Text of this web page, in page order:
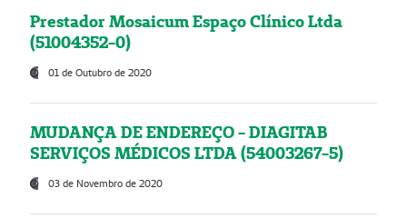
Prestador Mosaicum Espaço Clínico Ltda
(51004352-0)
01 de Outubro de 2020
MUDANÇA DE ENDEREÇO - DIAGITAB
SERVIÇOS MÉDICOS LTDA (54003267-5)
03 de Novembro de 2020